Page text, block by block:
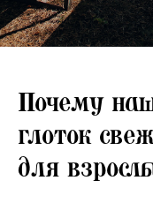
Почему
глоток
для